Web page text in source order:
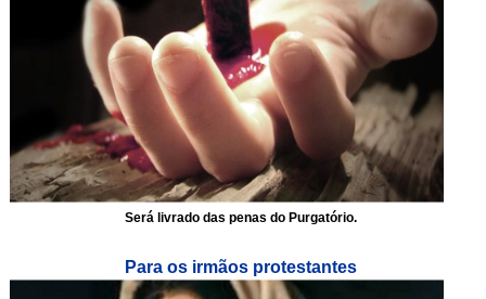
Será livrado das penas do Purgatório.
Para os irmãos protestantes